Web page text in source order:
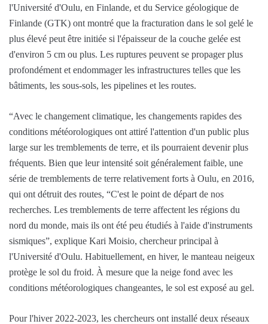
l'Université d'Oulu, en Finlande, et du Service géologique de
Finlande (GTK) ont montré que la fracturation dans le sol gelé le
plus élevé peut être initiée si l'épaisseur de la couche gelée est
d'environ 5 cm ou plus. Les ruptures peuvent se propager plus
profondément et endommager les infrastructures telles que les
bâtiments, les sous-sols, les pipelines et les routes.
“Avec le changement climatique, les changements rapides des
conditions météorologiques ont attiré l'attention d'un public plus
large sur les tremblements de terre, et ils pourraient devenir plus
fréquents. Bien que leur intensité soit généralement faible, une
série de tremblements de terre relativement forts à Oulu, en 2016,
qui ont détruit des routes, “C'est le point de départ de nos
recherches. Les tremblements de terre affectent les régions du
nord du monde, mais ils ont été peu étudiés à l'aide d'instruments
sismiques”, explique Kari Moisio, chercheur principal à
l'Université d'Oulu. Habituellement, en hiver, le manteau neigeux
protège le sol du froid. À mesure que la neige fond avec les
conditions météorologiques changeantes, le sol est exposé au gel.
Pour l'hiver 2022-2023, les chercheurs ont installé deux réseaux